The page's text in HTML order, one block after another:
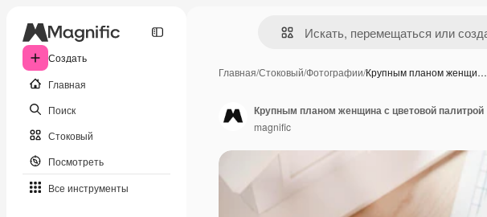
Создать
Главная
Поиск
Стоковый
Посмотреть
Все инструменты
Главная/Стоковый/Фотографии/Крупным планом женщи…
Крупным планом женщина с цветовой палитрой
magnific